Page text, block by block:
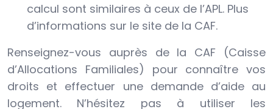
calcul sont similaires à ceux de l’APL. Plus
d’informations sur le site de la CAF.
Renseignez-vous auprès de la CAF (Caisse
d’Allocations Familiales) pour connaître vos
droits et effectuer une demande d’aide au
logement. N’hésitez pas à utiliser les